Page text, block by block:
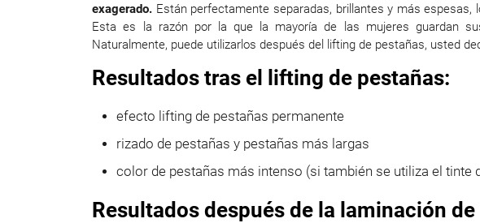
exagerado. Están perfectamente separadas, brillantes y más espesas,
Esta es la razón por la que la mayoría de las mujeres guardan
Naturalmente, puede utilizarlos después del lifting de pestañas, usted
Resultados tras el lifting de pestañas:
efecto lifting de pestañas permanente
rizado de pestañas y pestañas más largas
color de pestañas más intenso (si también se utiliza el tinte
Resultados después de la laminación